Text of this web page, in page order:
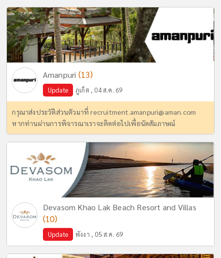
Amanpuri (13)
Update ภูเก็ต , 04 ส.ค. 69
กรุณาส่งประวัติส่วนตัวมาที่recruitment.amanpuri@aman.com
หากท่านผ่านการพิจารณาเราจะติดต่อไปเพื่อนัดสัมภาษณ์
Devasom Khao Lak Beach Resort and Villas
(10)
Update พังงา , 05 ส.ค. 69